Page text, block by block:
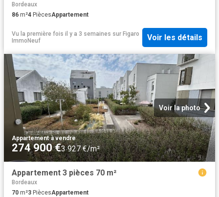
Bordeaux
86 m²4 PiècesAppartement
Vu la première fois il y a 3 semaines sur Figaro
ImmoNeuf
Voir les détails
Voir la photo
Appartement·à vendre
274 900 €3 927 €/m²
Appartement 3 pièces 70 m²
Bordeaux
70 m²3 PiècesAppartement